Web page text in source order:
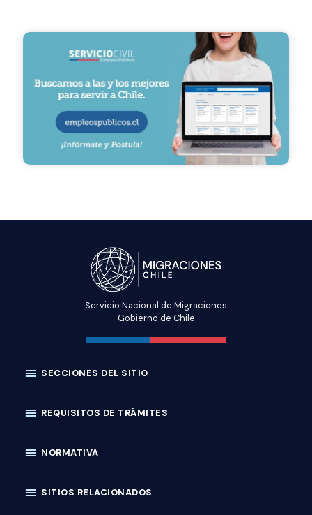
Servicio Nacional de Migraciones
Gobierno de Chile